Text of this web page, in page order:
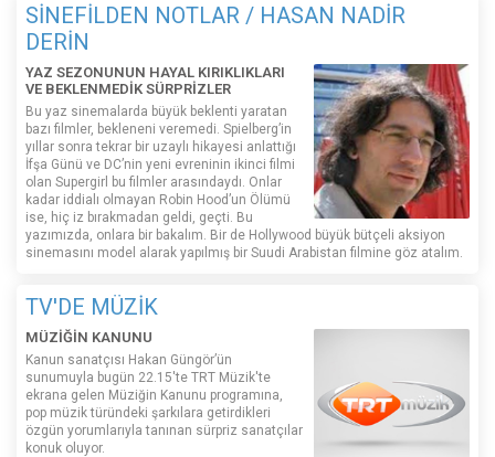
SİNEFİLDEN NOTLAR / HASAN NADİR
DERİN
YAZ SEZONUNUN HAYAL KIRIKLIKLARI
VE BEKLENMEDİK SÜRPRİZLER
Bu yaz sinemalarda büyük beklenti yaratan
bazı filmler, bekleneni veremedi. Spielberg’in
yıllar sonra tekrar bir uzaylı hikayesi anlattığı
İfşa Günü ve DC’nin yeni evreninin ikinci filmi
olan Supergirl bu filmler arasındaydı. Onlar
kadar iddialı olmayan Robin Hood’un Ölümü
ise, hiç iz bırakmadan geldi, geçti. Bu
yazımızda, onlara bir bakalım. Bir de Hollywood büyük bütçeli aksiyon
sinemasını model alarak yapılmış bir Suudi Arabistan filmine göz atalım.
TV'DE MÜZİK
MÜZİĞİN KANUNU
Kanun sanatçısı Hakan Güngör’ün
sunumuyla bugün 22.15'te TRT Müzik'te
ekrana gelen Müziğin Kanunu programına,
pop müzik türündeki şarkılara getirdikleri
özgün yorumlarıyla tanınan sürpriz sanatçılar
konuk oluyor.